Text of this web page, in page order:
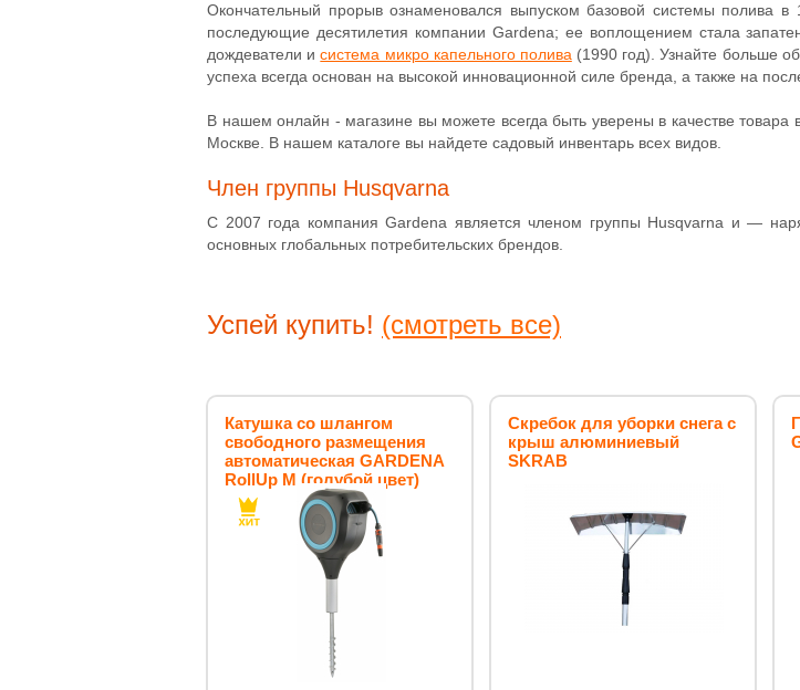
Окончательный прорыв ознаменовался выпуском базовой системы полива
последующие десятилетия компании Gardena; ее воплощением стала
дождеватели исистема микро капельного полива (1990 год). Узнайте больше
успеха всегда основан на высокой инновационной силе бренда, а также на
В нашем онлайн - магазине вы можете всегда быть уверены в качестве
Москве. В нашем каталоге вы найдете садовый инвентарь всех видов.
Член группы Husqvarna
С 2007 года компания Gardena является членом группы Husqvarna и —
основных глобальных потребительских брендов.
Успей купить! (смотреть все)
Катушка со шлангом
свободного размещения
автоматическая GARDENA
RollUp M (голубой цвет)
Скребок для уборки снега с
крыш алюминиевый
SKRAB